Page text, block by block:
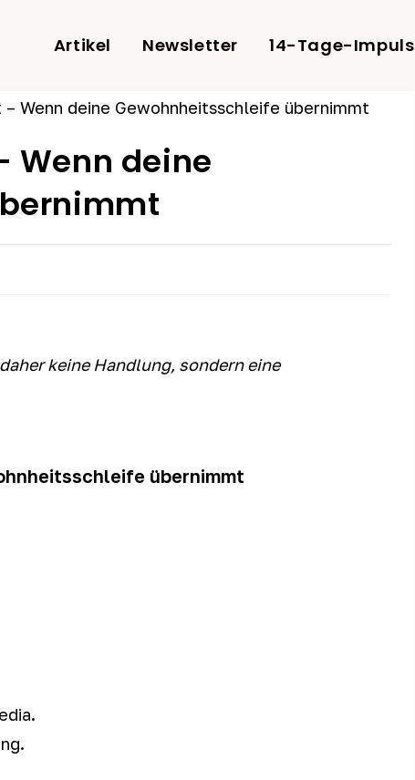
Artikel Newsletter 14-Tage-
Wenn deine
keine Handlung, sondern eine
übernimmt